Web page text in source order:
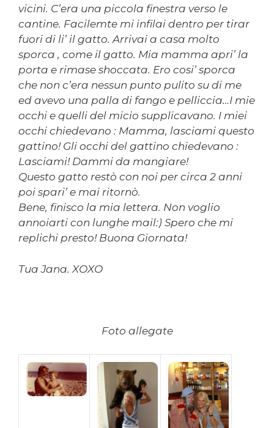
vicini. C’era una piccola finestra verso le
cantine. Facilemte mi infilai dentro per tirar
fuori di li’ il gatto. Arrivai a casa molto
sporca , come il gatto. Mia mamma apri’ la
porta e rimase shoccata. Ero cosi’ sporca
che non c’era nessun punto pulito su di me
ed avevo una palla di fango e pelliccia…I mie
occhi e quelli del micio supplicavano. I miei
occhi chiedevano : Mamma, lasciami questo
gattino! Gli occhi del gattino chiedevano :
Lasciami! Dammi da mangiare!
Questo gatto restò con noi per circa 2 anni
poi spari’ e mai ritornò.
Bene, finisco la mia lettera. Non voglio
annoiarti con lunghe mail:) Spero che mi
replichi presto! Buona Giornata!
Tua Jana. XOXO
Foto allegate